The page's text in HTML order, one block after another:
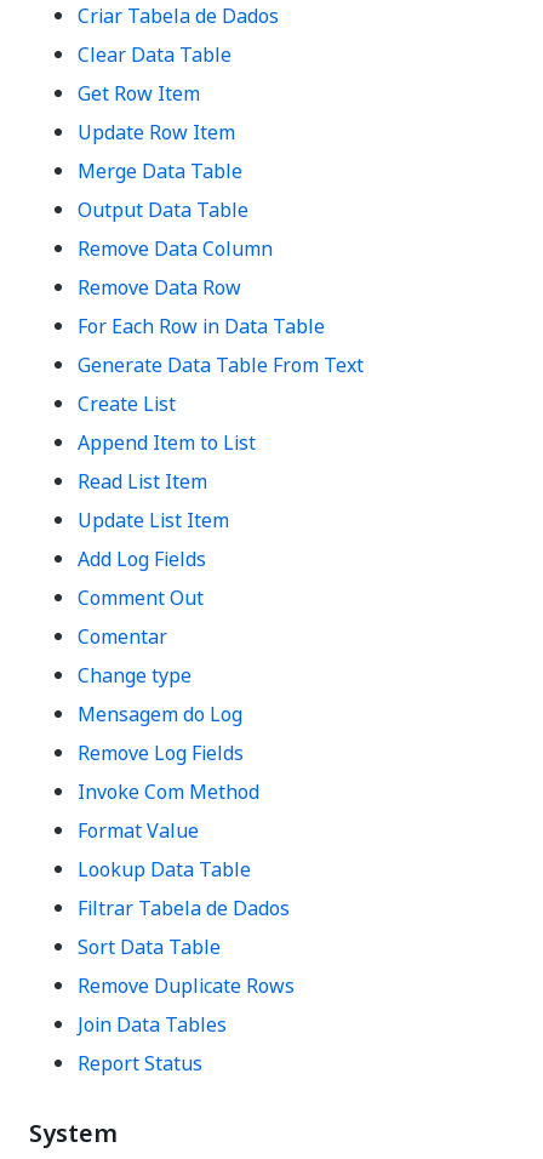
Criar Tabela de Dados
Clear Data Table
Get Row Item
Update Row Item
Merge Data Table
Output Data Table
Remove Data Column
Remove Data Row
For Each Row in Data Table
Generate Data Table From Text
Create List
Append Item to List
Read List Item
Update List Item
Add Log Fields
Comment Out
Comentar
Change type
Mensagem do Log
Remove Log Fields
Invoke Com Method
Format Value
Lookup Data Table
Filtrar Tabela de Dados
Sort Data Table
Remove Duplicate Rows
Join Data Tables
Report Status
System